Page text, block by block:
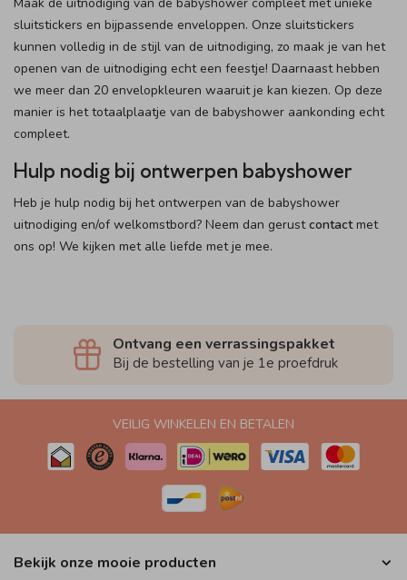
sluitstickers en bijpassende enveloppen. Onze sluitstickers
kunnen volledig in de stijl van de uitnodiging, zo maak je van het
openen van de uitnodiging echt een feestje! Daarnaast hebben
we meer dan 20 envelopkleuren waaruit je kan kiezen. Op deze
manier is het totaalplaatje van de babyshower aankonding echt
compleet.
Hulp nodig bij ontwerpen babyshower
Heb je hulp nodig bij het ontwerpen van de babyshower
uitnodiging en/of welkomstbord? Neem dan gerustcontactmet
ons op! We kijken met alle liefde met je mee.
Ontvang een verrassingspakket
Bij de bestelling van je 1e proefdruk
VEILIG WINKELEN EN BETALEN
Bekijk onze mooie producten